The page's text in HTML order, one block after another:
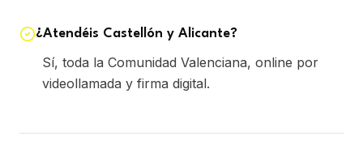
¿Atendéis Castellón y Alicante?
Sí, toda la Comunidad Valenciana, online por
videollamada y firma digital.